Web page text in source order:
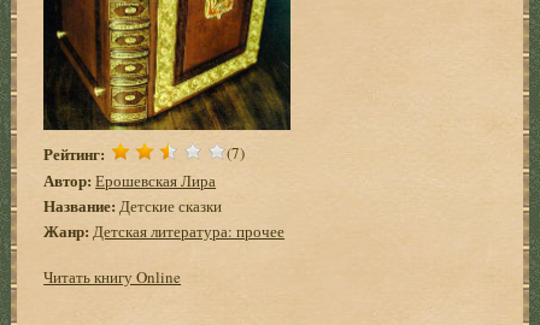
Рейтинг: (7)
Автор: Ерошевская Лира
Название: Детские сказки
Жанр: Детская литература: прочее
Читать книгу Online